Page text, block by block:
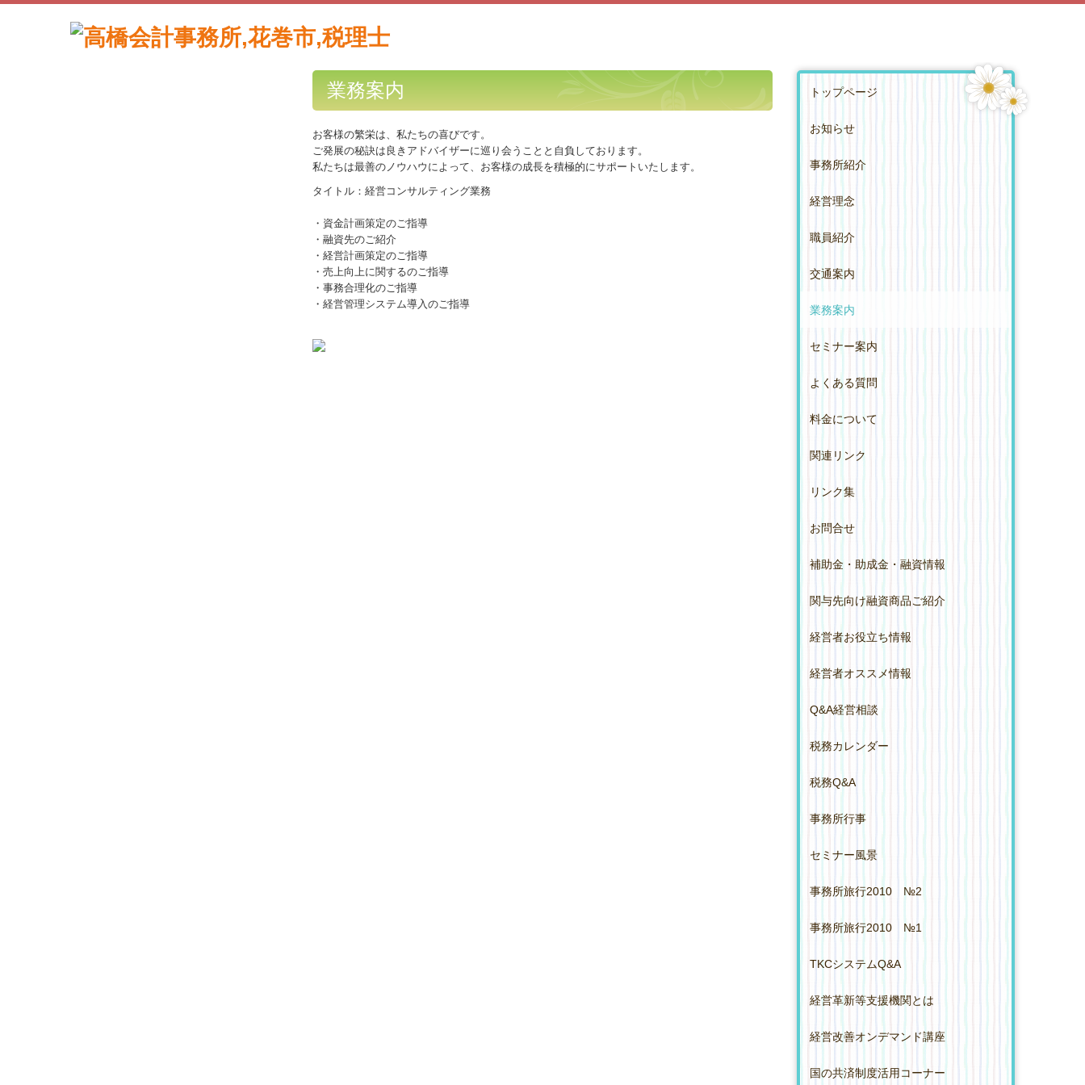
業務案内
お客様の繁栄は、私たちの喜びです。
ご発展の秘訣は良きアドバイザーに巡り会うことと自負しております。
私たちは最善のノウハウによって、お客様の成長を積極的にサポートいたします。
タイトル：経営コンサルティング業務
・資金計画策定のご指導
・融資先のご紹介
・経営計画策定のご指導
・売上向上に関するのご指導
・事務合理化のご指導
・経営管理システム導入のご指導
トップページ
お知らせ
事務所紹介
経営理念
職員紹介
交通案内
業務案内
セミナー案内
よくある質問
料金について
関連リンク
リンク集
お問合せ
補助金・助成金・融資情報
関与先向け融資商品ご紹介
経営者お役立ち情報
経営者オススメ情報
Q&A経営相談
税務カレンダー
税務Q&A
事務所行事
セミナー風景
事務所旅行2010 №2
事務所旅行2010 №1
TKCシステムQ&A
経営革新等支援機関とは
経営改善オンデマンド講座
国の共済制度活用コーナー